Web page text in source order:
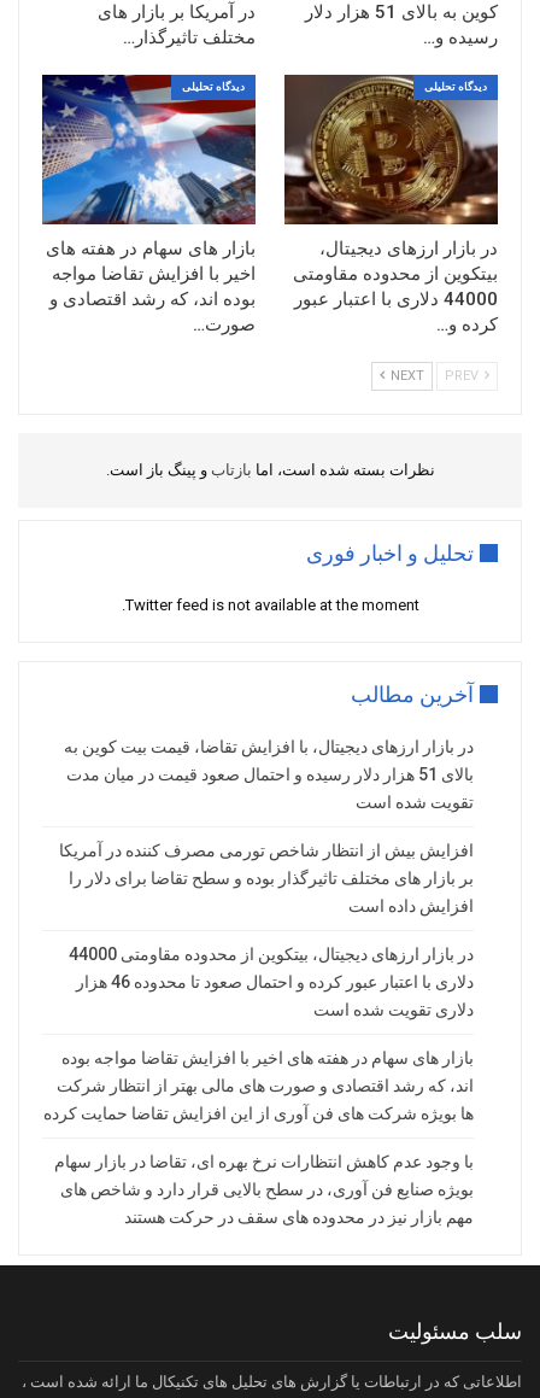
کوین به بالای 51 هزار دلار
رسیده و…
در آمریکا بر بازار های
مختلف تاثیرگذار…
دیدگاه تحلیلی
در بازار ارزهای دیجیتال،
بیتکوین از محدوده مقاومتی
44000 دلاری با اعتبار عبور
کرده و…
دیدگاه تحلیلی
بازار های سهام در هفته های
اخیر با افزایش تقاضا مواجه
بوده اند، که رشد اقتصادی و
صورت…
NEXT
نظرات بسته شده است، اما بازتابو پینگ باز است.
تحلیل و اخبار فوری
Twitter feed is not available at the moment.
آخرین مطالب
در بازار ارزهای دیجیتال، با افزایش تقاضا، قیمت بیت کوین به
بالای 51 هزار دلار رسیده و احتمال صعود قیمت در میان مدت
تقویت شده است
افزایش بیش از انتظار شاخص تورمی مصرف کننده در آمریکا
بر بازار های مختلف تاثیرگذار بوده و سطح تقاضا برای دلار را
افزایش داده است
در بازار ارزهای دیجیتال، بیتکوین از محدوده مقاومتی 44000
دلاری با اعتبار عبور کرده و احتمال صعود تا محدوده 46 هزار
دلاری تقویت شده است
بازار های سهام در هفته های اخیر با افزایش تقاضا مواجه بوده
اند، که رشد اقتصادی و صورت های مالی بهتر از انتظار شرکت
ها بویژه شرکت های فن آوری از این افزایش تقاضا حمایت کرده
با وجود عدم کاهش انتظارات نرخ بهره ای، تقاضا در بازار سهام
بویژه صنایع فن آوری، در سطح بالایی قرار دارد و شاخص های
مهم بازار نیز در محدوده های سقف در حرکت هستند
سلب مسئولیت
اطلاعاتی که در ارتباطات یا گزارش های تحلیل های تکنیکال ما ارائه شده است ،